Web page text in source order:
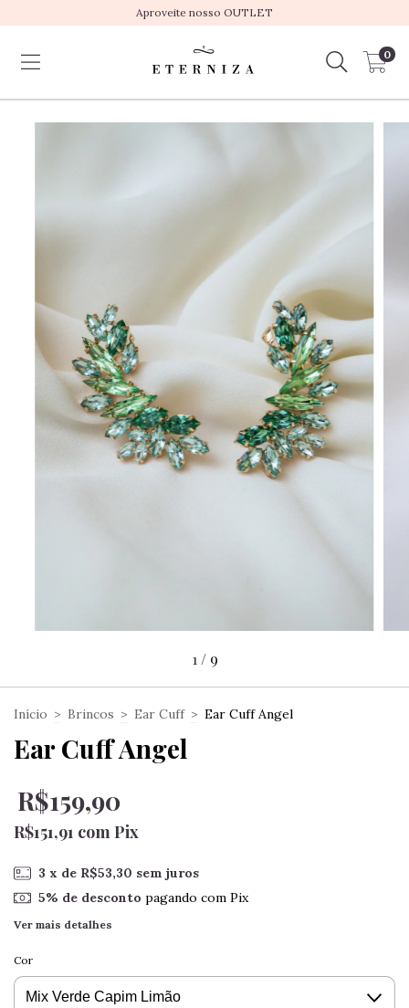
Aproveite nosso OUTLET
0
1/ 9
Início > Brincos > Ear Cuff > Ear Cuff Angel
Ear Cuff Angel
R$159,90
R$151,91 comPix
3 x de R$53,30 sem juros
5% de desconto pagando com Pix
Ver mais detalhes
Cor